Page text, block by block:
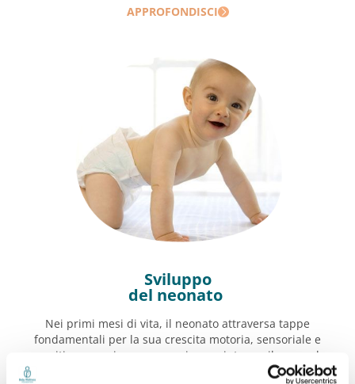
APPROFONDISCI
Sviluppo
del neonato
Nei primi mesi di vita, il neonato attraversa tappe
fondamentali per la sua crescita motoria, sensoriale e
cognitiva, e ogni nuova esperienza aiuta a sviluppare le